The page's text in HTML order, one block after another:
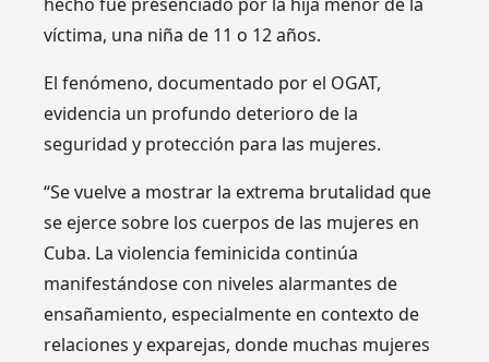
hecho fue presenciado por la hija menor de la
víctima, una niña de 11 o 12 años.
El fenómeno, documentado por el OGAT,
evidencia un profundo deterioro de la
seguridad y protección para las mujeres.
“Se vuelve a mostrar la extrema brutalidad que
se ejerce sobre los cuerpos de las mujeres en
Cuba. La violencia feminicida continúa
manifestándose con niveles alarmantes de
ensañamiento, especialmente en contexto de
relaciones y exparejas, donde muchas mujeres